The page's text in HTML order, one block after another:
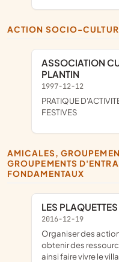
ACTION SOCIO-
ASSOCIATION CULTURELLE ET SPORTIVE DU
PLANTIN
1997-12-12
PRATIQUE D'ACTIVITES SPORTIVES CULTURELLES ET
FESTIVES
AMICALES, GROUPEMENTS AFFINITAIRES,
GROUPEMENTS
FONDAMENTAUX
LES
2016-12-19
organiser des actions, manifestations, repas pour
obtenir des
ainsi faire vivre le